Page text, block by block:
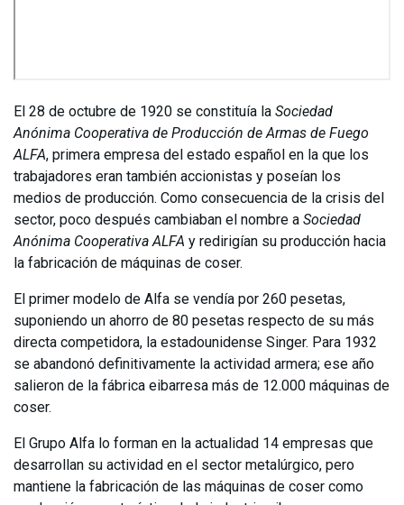
El 28 de octubre de 1920 se constituía la Sociedad
Anónima Cooperativa de Producción de Armas de Fuego
ALFA, primera empresa del estado español en la que los
trabajadores eran también accionistas y poseían los
medios de producción. Como consecuencia de la crisis del
sector, poco después cambiaban el nombre a Sociedad
Anónima Cooperativa ALFA y redirigían su producción hacia
la fabricación de máquinas de coser.
El primer modelo de Alfa se vendía por 260 pesetas,
suponiendo un ahorro de 80 pesetas respecto de su más
directa competidora, la estadounidense Singer. Para 1932
se abandonó definitivamente la actividad armera; ese año
salieron de la fábrica eibarresa más de 12.000 máquinas de
coser.
El Grupo Alfa lo forman en la actualidad 14 empresas que
desarrollan su actividad en el sector metalúrgico, pero
mantiene la fabricación de las máquinas de coser como